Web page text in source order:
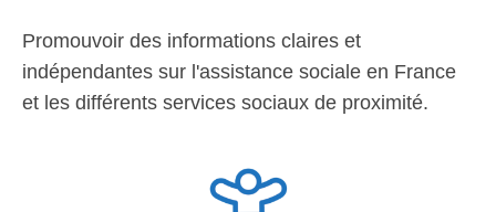
Promouvoir des informations claires et
indépendantes sur l'assistance sociale en France
et les différents services sociaux de proximité.